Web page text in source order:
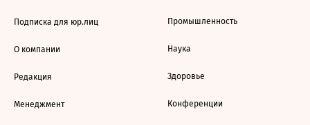
Подписка для юр.лиц
О компании
Редакция
Менеджмент
Промышленность
Наука
Здоровье
Конференции